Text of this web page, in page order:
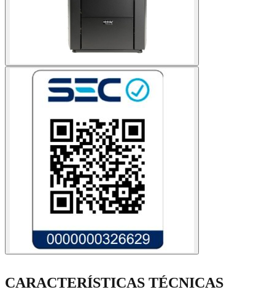
CARACTERÍSTICAS TÉCNICAS